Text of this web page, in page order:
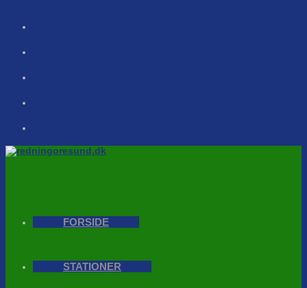
FORSIDE
STATIONER